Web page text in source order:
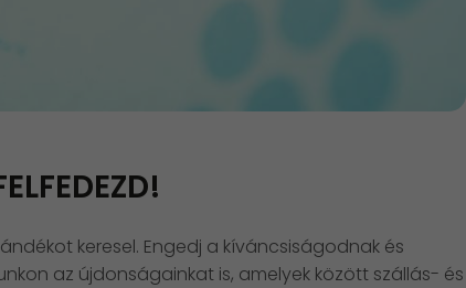
keresel. Engedj a kíváncsiságodnak és
az újdonságainkat is, amelyek között szállás- és